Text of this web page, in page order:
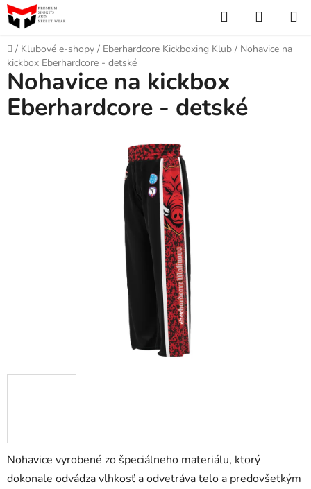
Prejsť
na
obsah
Hľadať
KOŠÍK
Domov
/ Klubové e-shopy / Eberhardcore Kickboxing Klub / Nohavice na
kickbox Eberhardcore - detské
Nohavice vyrobené zo špeciálneho materiálu, ktorý
dokonale odvádza vlhkosť a odvetráva telo a predovšetkým
Nohavice na kickbox
Eberhardcore - detské